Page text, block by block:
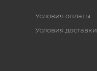
Условия оплаты
Условия доставки